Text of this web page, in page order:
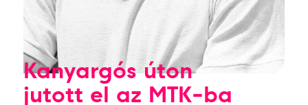
Kanyargós úton
jutott el az MTK-ba